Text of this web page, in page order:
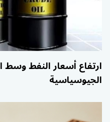
ارتفاع أسعار النفط وسط
الجيوسياسية